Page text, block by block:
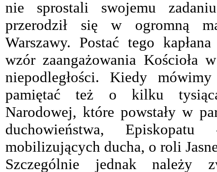
nie sprostali swojemu
przerodził się w ogromną
Warszawy. Postać tego
wzór zaangażowania Kościoła
niepodległości. Kiedy
pamiętać też o kilku
Narodowej, które powstały w
duchowieństwa,
mobilizujących ducha, o roli
Szczególnie jednak należy